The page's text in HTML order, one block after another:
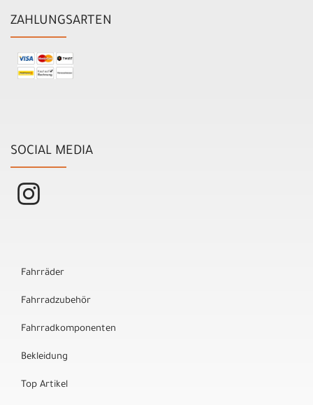
ZAHLUNGSARTEN
SOCIAL MEDIA
Fahrräder
Fahrradzubehör
Fahrradkomponenten
Bekleidung
Top Artikel